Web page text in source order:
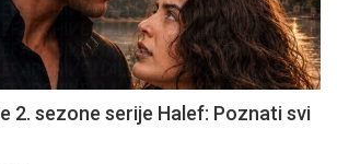
2. sezone serije Halef: Poznati svi